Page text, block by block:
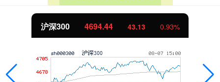
北证50 1134.24 11.37 1.01%